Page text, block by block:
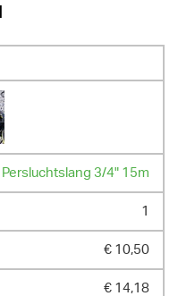
Persluchtslang 3/4" 15m
1
€ 10,50
€ 14,18